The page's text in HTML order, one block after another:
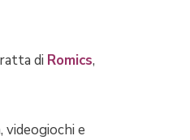
di Romics,
videogiochi e